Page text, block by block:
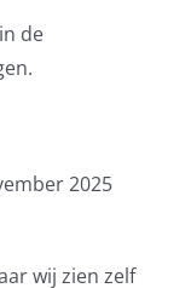
de
2025
wij zien zelf